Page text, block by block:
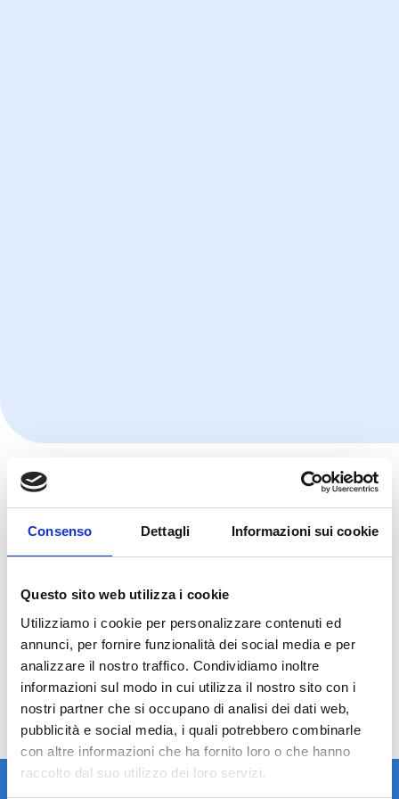
Consenso Dettagli Informazioni sui cookie
Questo sito web utilizza i cookie
Utilizziamo i cookie per personalizzare contenuti ed
annunci, per fornire funzionalità dei social media e per
analizzare il nostro traffico. Condividiamo inoltre
informazioni sul modo in cui utilizza il nostro sito con i
nostri partner che si occupano di analisi dei dati web,
pubblicità e social media, i quali potrebbero combinarle
con altre informazioni che ha fornito loro o che hanno
raccolto dal suo utilizzo dei loro servizi.